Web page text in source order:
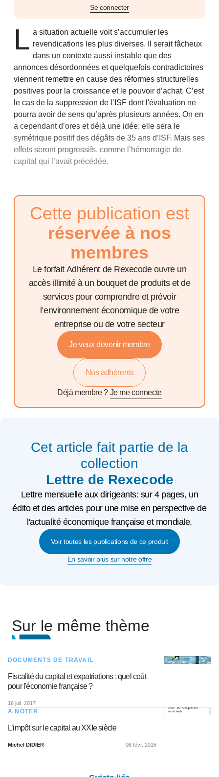
Se connecter
L a situation actuelle voit s’accumuler les
revendications les plus diverses. Il serait fâcheux
dans un contexte aussi instable que des
annonces désordonnées et quelquefois contradictoires
viennent remettre en cause des réformes structurelles
positives pour la croissance et le pouvoir d’achat. C’est
le cas de la suppression de l’ISF dont l'évaluation ne
pourra avoir de sens qu’après plusieurs années. On en
a cependant d’ores et déjà une idée: elle sera le
symétrique positif des dégâts de 35 ans d’ISF. Mais ses
effets seront progressifs, comme l’hémorragie de
capital qui l’avait précédée.
Cette publication est
réservée à nos
membres
Le forfait Adhérent de Rexecode ouvre un
accès illimité à un bouquet de produits et de
services pour comprendre et prévoir
l’environnement économique de votre
entreprise ou de votre secteur
Je veux devenir membre
Nos adhérents
Déjà membre ? Je me connecte
Cet article fait partie de la
collection
Lettre de Rexecode
Lettre mensuelle aux dirigeants: sur 4 pages, un
édito et des articles pour une mise en perspective de
l'actualité économique française et mondiale.
Voir toutes les publications de ce produit
En savoir plus sur notre offre
Sur le même thème
DOCUMENTS DE TRAVAIL
Fiscalité du capital et expatriations : quel coût
pour l'économie française ?
16 juil. 2017
A NOTER
L’impôt sur le capital au XXIe siècle
Michel DIDIER 08 févr. 2016